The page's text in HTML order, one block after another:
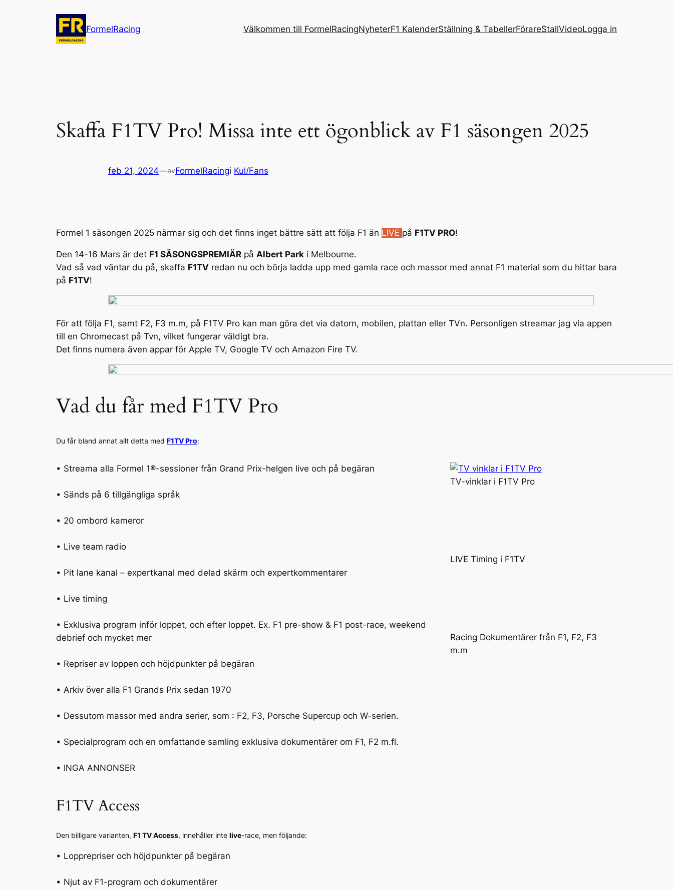
FormelRacing Välkommen till FormelRacingNyheterF1 KalenderStällning & TabellerFörareStallVideoLogga in
Skaffa F1TV Pro! Missa inte ett ögonblick av F1 säsongen 2025
feb 21, 2024—avFormelRacingi Kul/Fans
Formel 1 säsongen 2025 närmar sig och det finns inget bättre sätt att följa F1 än LIVE på F1TV PRO!
Den 14-16 Mars är det F1 SÄSONGSPREMIÄR på Albert Park i Melbourne.
Vad så vad väntar du på, skaffa F1TV redan nu och börja ladda upp med gamla race och massor med annat F1 material som du hittar bara
på F1TV!
För att följa F1, samt F2, F3 m.m, på F1TV Pro kan man göra det via datorn, mobilen, plattan eller TVn. Personligen streamar jag via appen
till en Chromecast på Tvn, vilket fungerar väldigt bra.
Det finns numera även appar för Apple TV, Google TV och Amazon Fire TV.
Vad du får med F1TV Pro
Du får bland annat allt detta med F1TV Pro:
• Streama alla Formel 1®-sessioner från Grand Prix-helgen live och på begäran
• Sänds på 6 tillgängliga språk
• 20 ombord kameror
• Live team radio
• Pit lane kanal – expertkanal med delad skärm och expertkommentarer
• Live timing
• Exklusiva program inför loppet, och efter loppet. Ex. F1 pre-show & F1 post-race, weekend
debrief och mycket mer
• Repriser av loppen och höjdpunkter på begäran
• Arkiv över alla F1 Grands Prix sedan 1970
• Dessutom massor med andra serier, som : F2, F3, Porsche Supercup och W-serien.
• Specialprogram och en omfattande samling exklusiva dokumentärer om F1, F2 m.fl.
• INGA ANNONSER
TV-vinklar i F1TV Pro
LIVE Timing i F1TV
Racing Dokumentärer från F1, F2, F3
m.m
F1TV Access
Den billigare varianten, F1 TV Access, innehåller inte live-race, men följande:
• Lopprepriser och höjdpunkter på begäran
• Njut av F1-program och dokumentärer